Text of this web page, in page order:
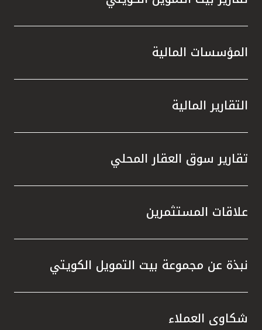
المؤسسات المالية
التقارير المالية
تقارير سوق العقار المحلي
علاقات المستثمرين
نبذة عن مجموعة بيت التمويل الكويتي
شكاوى العملاء